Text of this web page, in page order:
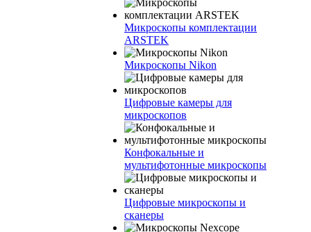
Микроскопы комплектации
ARSTEK
Микроскопы Nikon
Цифровые камеры для
микроскопов
Конфокальные и
мультифотонные микроскопы
Цифровые микроскопы и
сканеры